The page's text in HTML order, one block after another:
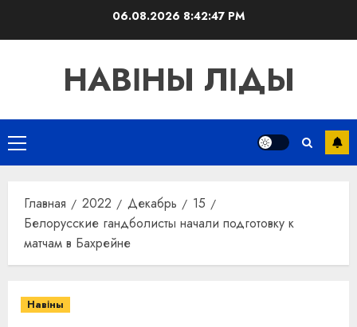
06.08.2026 8:42:47 PM
НАВІНЫ ЛІДЫ
Основное
меню
Главная 2022 Декабрь
15
Белорусские гандболисты начали подготовку к
матчам в Бахрейне
Навіны